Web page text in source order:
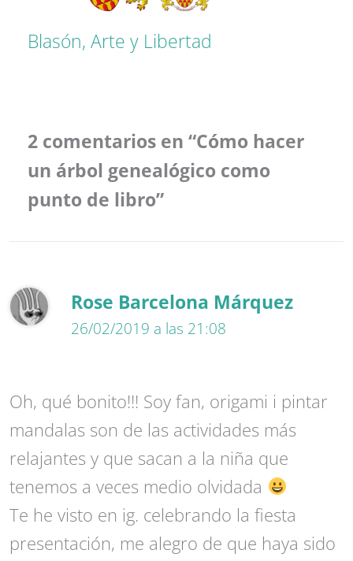
Blasón, Arte y Libertad
2 comentarios en “Cómo hacer
un árbol genealógico como
punto de libro”
Rose Barcelona Márquez
26/02/2019 a las 21:08
Oh, qué bonito!!! Soy fan, origami i pintar
mandalas son de las actividades más
relajantes y que sacan a la niña que
tenemos a veces medio olvidada
Te he visto en ig. celebrando la fiesta
presentación, me alegro de que haya sido